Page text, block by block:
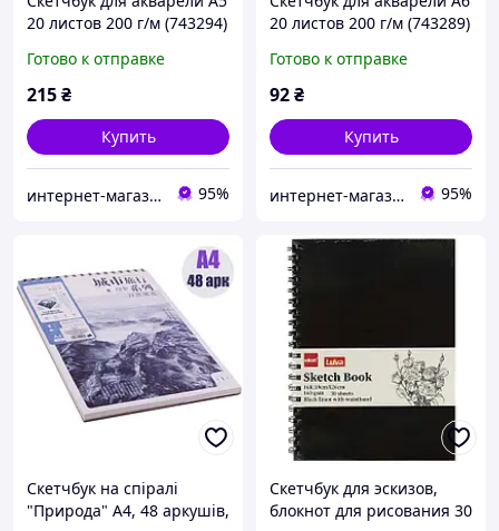
20 листов 200 г/м (743294)
Готово к отправке
215₴
Купить
интернет-магазин "Русалочка" 95%
20 листов 200 г/м (743289)
Готово к отправке
92₴
Купить
интернет-магазин "Русалочка" 95%
Скетчбук на спіралі
"Природа" А4, 48 аркушів,
Скетчбук для эскизов,
блокнот для рисования 30